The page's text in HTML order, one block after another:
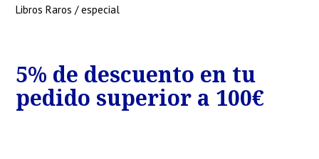
Libros Raros / especial
5% de descuento en tu
pedido superior a 100€